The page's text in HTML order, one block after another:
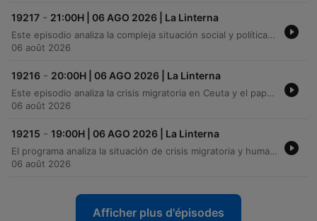
19217 - 21:00H | 06 AGO 2026 | La Linterna
Este episodio analiza la compleja situación social y política en España, comenzando por las tensiones diplomáticas entre Marruecos y España respecto a la soberanía de Ceuta y el retorno de menores. Se profundiza en la crisis del sistema judicial ante el aumento de la violencia machista, destacando la falta de recursos, la sobrecarga de los juzgados y los fallos tecnológicos en los sistemas de vigilancia telemática que dejan desprotegidas a las víctimas. En el ámbito económico, se examina el crecimiento histórico del IBEX 35 y los motores de la economía española como el turismo y las energías renovables. El programa también aborda la volatilidad del mercado del petróleo debido a tensiones geopolíticas, el impacto de la inflación en el poder adquisitivo de las familias españolas y las nuevas ayudas para la movilidad sostenible.
06 août 2026
19216 - 20:00H | 06 AGO 2026 | La Linterna
Este episodio analiza la crisis migratoria en Ceuta y el papel institucional de la Corona ante las implicaciones diplomáticas con Marruecos. Asimismo, se aborda la transición de poder en Colombia, la postura de Petro frente a De La Espriella y el clima de incertidumbre política en dicho país. El programa también ofrece un repaso por la actualidad nacional e internacional, incluyendo noticias sobre Ucrania, los riesgos del uso de dispositivos móviles en adolescentes y actualizaciones en deportes y meteorología.
06 août 2026
19215 - 19:00H | 06 AGO 2026 | La Linterna
El programa analiza la situación de crisis migratoria y humanitaria en Ceuta tras el encuentro del Rey con su presidente, abordando también las tensiones militares en Oriente Próximo y la alerta por el virus del Nilo. Asimismo, se examina el impacto económico y ecológico de los incendios forestales en España y la transformación de las estaciones de esquí, que buscan reinventarse mediante actividades estivales para diversificar su oferta turística.
06 août 2026
Afficher plus d'épisodes